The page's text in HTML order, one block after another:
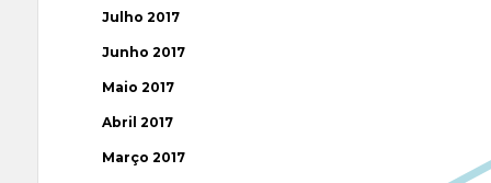
Julho 2017
Junho 2017
Maio 2017
Abril 2017
Março 2017